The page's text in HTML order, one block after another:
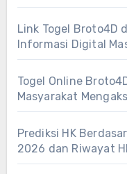
Link Togel Broto4D
Informasi Digital
Togel Online
Masyarakat
Prediksi HK
2026 dan Riwayat